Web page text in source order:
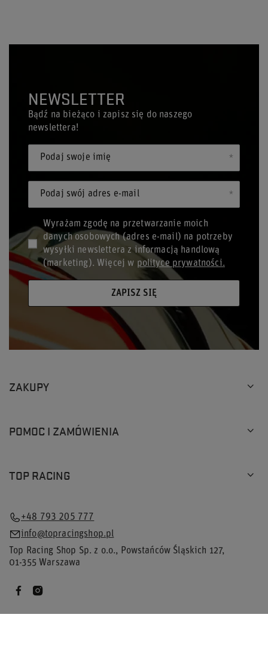
NEWSLETTER
Bądź na bieżąco i zapisz się do naszego
newslettera!
Podaj swoje imię
Podaj swój adres e-mail
Wyrażam zgodę na przetwarzanie moich
danych osobowych (adres e-mail) na potrzeby
wysyłki newslettera z informacją handlową
(marketing). Więcej w polityce prywatności.
ZAPISZ SIĘ
ZAKUPY
POMOC I ZAMÓWIENIA
TOP RACING
+48 793 205 777
info@topracingshop.pl
Top Racing Shop Sp. z o.o., Powstańców Śląskich 127,
01-355Warszawa